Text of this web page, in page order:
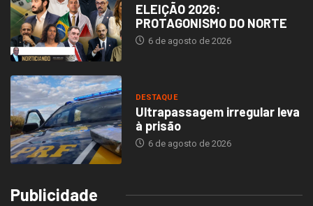
ELEIÇÃO 2026:
PROTAGONISMO DO NORTE
6 de agosto de 2026
DESTAQUE
Ultrapassagem irregular leva
à prisão
6 de agosto de 2026
Publicidade